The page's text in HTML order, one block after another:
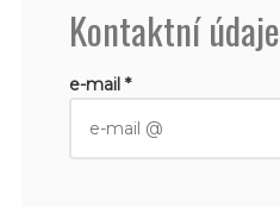
Kontaktní údaje
e-mail *